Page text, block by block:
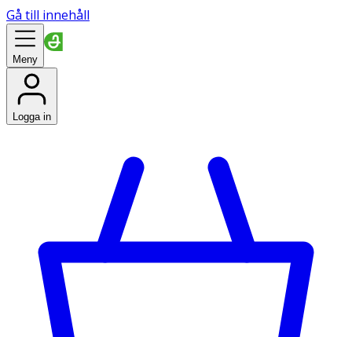
Gå till innehåll
Meny
Logga in